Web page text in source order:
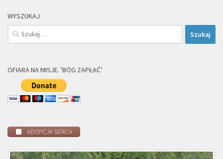
WYSZUKAJ
Szukaj:
OFIARA NA MISJE. 'BÓG ZAPŁAĆ’
ADOPCJA SERCA